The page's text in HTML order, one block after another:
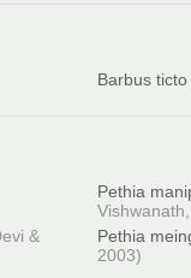
Barbus
Pethia
&
Pethia
2003)